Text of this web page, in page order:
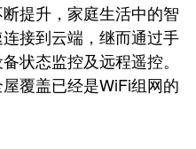
提升，家庭生活中的智
接到云端，继而通过手
状态监控及远程遥控。
覆盖已经是WiFi组网的